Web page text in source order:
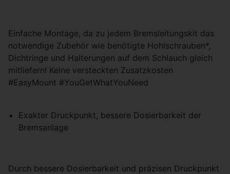
Einfache Montage, da zu jedem Bremsleitungskit das
notwendige Zubehör wie benötigte Hohlschrauben*,
Dichtringe und Halterungen auf dem Schlauch gleich
mitliefern! Keine versteckten Zusatzkosten
#EasyMount #YouGetWhatYouNeed
Exakter Druckpunkt, bessere Dosierbarkeit der
Bremsanlage
Durch bessere Dosierbarkeit und präzisen Druckpunkt